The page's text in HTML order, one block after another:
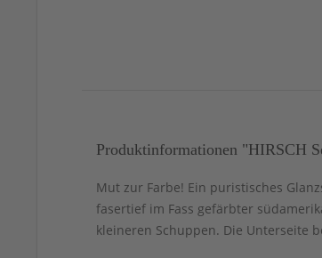
Produktinformationen "HIRSCH
Mut zur Farbe! Ein puristisches
fasertief im Fass gefärbter
kleineren Schuppen. Die Unterseite